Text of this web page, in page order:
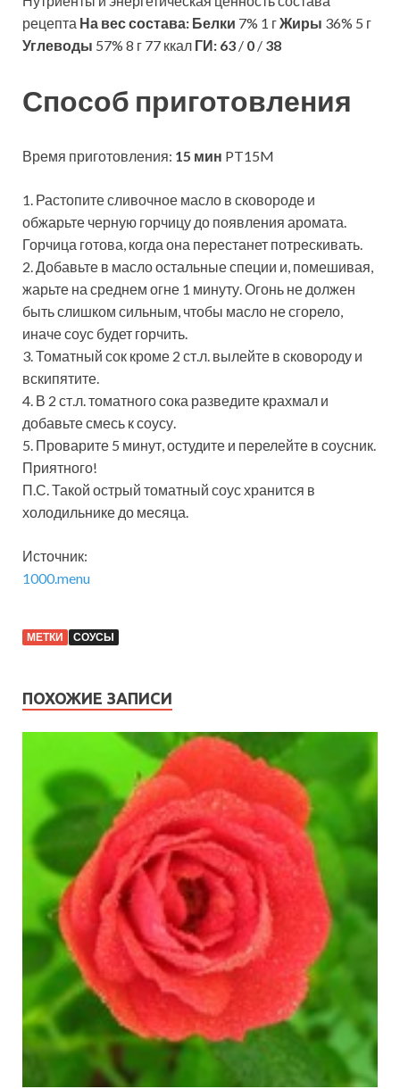
рецепта На вес состава: Белки 7% 1 гЖиры 36% 5 г
Углеводы 57% 8 г 77 ккал ГИ: 63 / 0 / 38
Способ приготовления
Время приготовления: 15 мин PT15M
1. Растопите сливочное масло в сковороде и
обжарьте черную горчицу до появления аромата.
Горчица готова, когда она перестанет потрескивать.
2. Добавьте в масло остальные специи и, помешивая,
жарьте на среднем огне 1 минуту. Огонь не должен
быть слишком сильным, чтобы масло не сгорело,
иначе соус будет горчить.
3. Томатный сок кроме 2 ст.л. вылейте в сковороду и
вскипятите.
4. В 2 ст.л. томатного сока разведите крахмал и
добавьте смесь к соусу.
5. Проварите 5 минут, остудите и перелейте в соусник.
Приятного!
П.С. Такой острый томатный соус хранится в
холодильнике до месяца.
Источник:
1000.menu
МЕТКИ СОУСЫ
ПОХОЖИЕ ЗАПИСИ